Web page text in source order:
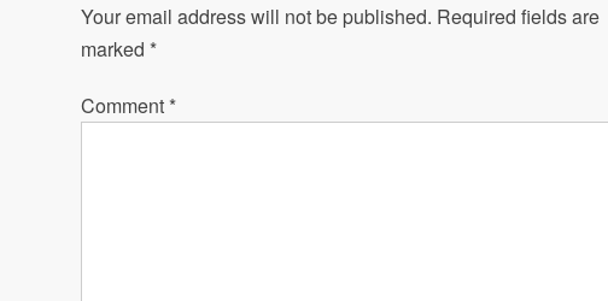
Your email address will not be published. Required fields are
marked *
Comment *